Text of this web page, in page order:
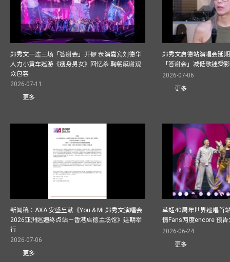
郑秀文一连三场「答谢会」开锣 表演嘉宾刘德华
人力小黄车巡游《瘦身男女》回忆杀 鞠躬感谢观
众包容
2026-07-11
更多
郑秀文启德站演唱会延
「答谢会」减低歌迷受
2026-07-06
更多
新闻稿︰AXA 安盛呈献《You & Mi 郑秀文演唱会
2026亚洲巡迴终点站－香港启德主场馆》延期举
行
2026-07-06
更多
草蜢40周年世界巡唱首
情Fans两度encore 预
2026-06-24
更多